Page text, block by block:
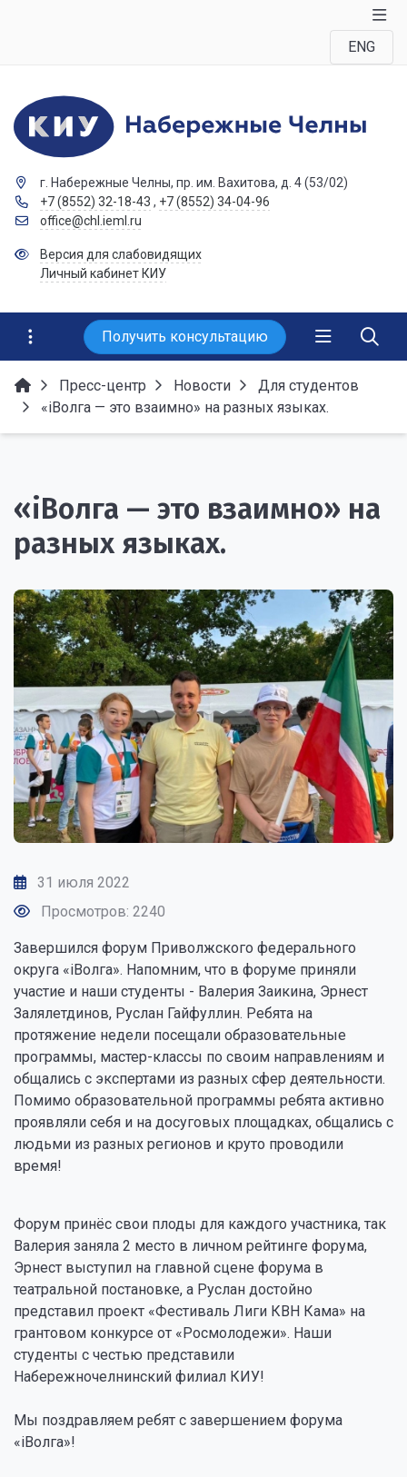
ENG
г. Набережные Челны, пр. им. Вахитова, д. 4 (53/02)
+7 (8552) 32-18-43 , +7 (8552) 34-04-96
office@chl.ieml.ru
Версия для слабовидящих
Личный кабинет КИУ
Получить консультацию
Пресс-центр Новости
Для студентов
«iВолга — это взаимно» на разных языках.
«iВолга — это взаимно» на
разных языках.
31 июля 2022
Просмотров: 2240
Завершился форум Приволжского федерального
округа «iВолга». Напомним, что в форуме приняли
участие и наши студенты - Валерия Заикина, Эрнест
Залялетдинов, Руслан Гайфуллин. Ребята на
протяжение недели посещали образовательные
программы, мастер-классы по своим направлениям и
общались с экспертами из разных сфер деятельности.
Помимо образовательной программы ребята активно
проявляли себя и на досуговых площадках, общались с
людьми из разных регионов и круто проводили
время!
Форум принёс свои плоды для каждого участника, так
Валерия заняла 2 место в личном рейтинге форума,
Эрнест выступил на главной сцене форума в
театральной постановке, а Руслан достойно
представил проект «Фестиваль Лиги КВН Кама» на
грантовом конкурсе от «Росмолодежи». Наши
студенты с честью представили
Набережночелнинский филиал КИУ!
Мы поздравляем ребят с завершением форума
«iВолга»!